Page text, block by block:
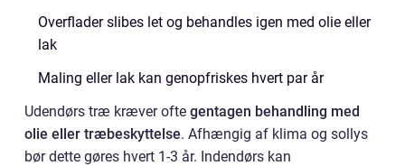
Overflader slibes let og behandles igen med olie eller
lak
Maling eller lak kan genopfriskes hvert par år
Udendørs træ kræver ofte gentagen behandling med
olie eller træbeskyttelse. Afhængig af klima og sollys
bør dette gøres hvert 1-3 år. Indendørs kan